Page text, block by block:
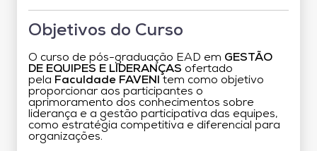
Objetivos do Curso
O curso de pós-graduação EAD em GESTÃO
DE EQUIPES E LIDERANÇAS ofertado
pela Faculdade FAVENI
tem como objetivo
proporcionar aos participantes o
aprimoramento dos conhecimentos sobre
liderança e a gestão participativa das equipes,
como estratégia competitiva e diferencial para
organizações.